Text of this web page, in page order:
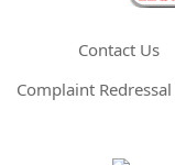
Contact Us
Complaint Redressal